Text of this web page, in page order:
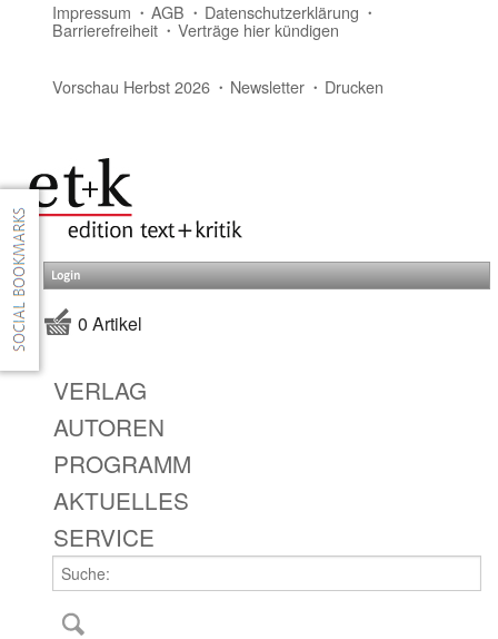
Impressum AGB Datenschutzerklärung
Barrierefreiheit Verträge hier kündigen
Vorschau Herbst 2026 Newsletter Drucken
Login
0 Artikel
VERLAG
AUTOREN
PROGRAMM
AKTUELLES
SERVICE